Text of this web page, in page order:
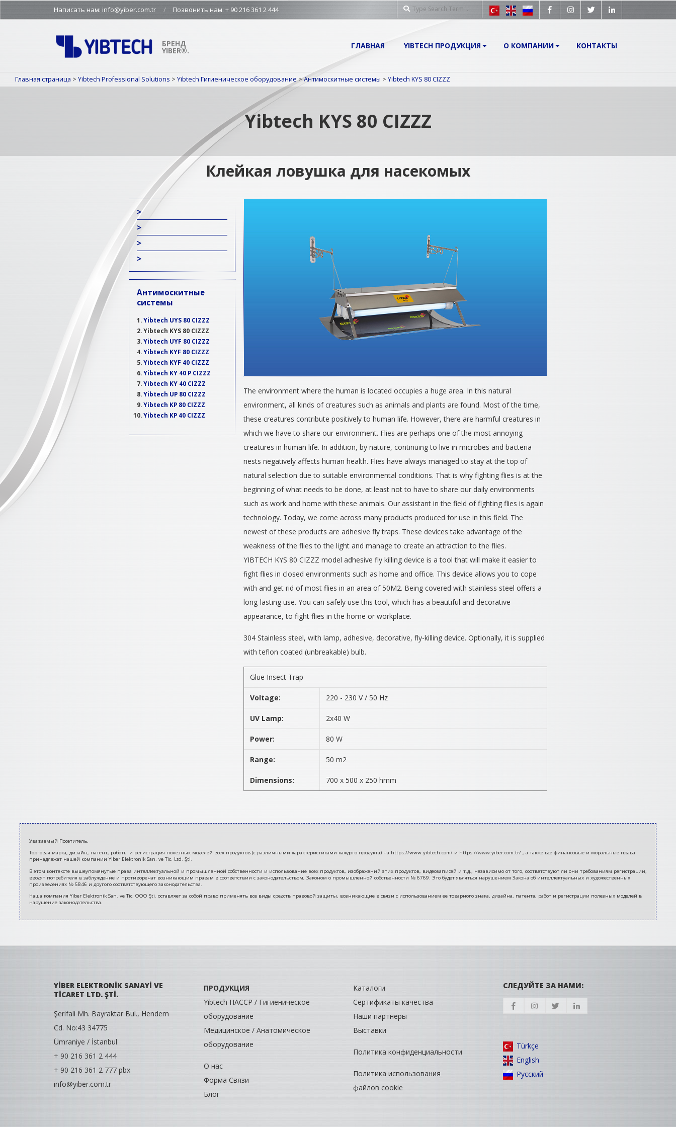
to
Написать нам: info@yiber.com.tr Позвонить нам: + 90 216 361 2 444
Search
БРЕНД
YIBER®.
ГЛАВНАЯ YIBTECH ПРОДУКЦИЯ О КОМПАНИИ КОНТАКТЫ
Главная страница > Yibtech Professional Solutions > Yibtech Гигиеническое оборудование>Антимоскитные системы > Yibtech KYS 80 CIZZZ
Yibtech KYS 80 CIZZZ
Клейкая ловушка для насекомых
>
>
>
>
Антимоскитные
системы
Yibtech UYS 80 CIZZZ
Yibtech KYS 80 CIZZZ
Yibtech UYF 80 CIZZZ
Yibtech KYF 80 CIZZZ
Yibtech KYF 40 CIZZZ
Yibtech KY 40 P CIZZZ
Yibtech KY 40 CIZZZ
Yibtech UP 80 CIZZZ
Yibtech KP 80 CIZZZ
Yibtech KP 40 CIZZZ
The environment where the human is located occupies a huge area. In this natural
environment, all kinds of creatures such as animals and plants are found. Most of the time,
these creatures contribute positively to human life. However, there are harmful creatures in
which we have to share our environment. Flies are perhaps one of the most annoying
creatures in human life. In addition, by nature, continuing to live in microbes and bacteria
nests negatively affects human health. Flies have always managed to stay at the top of
natural selection due to suitable environmental conditions. That is why fighting flies is at the
beginning of what needs to be done, at least not to have to share our daily environments
such as work and home with these animals. Our assistant in the field of fighting flies is again
technology. Today, we come across many products produced for use in this field. The
newest of these products are adhesive fly traps. These devices take advantage of the
weakness of the flies to the light and manage to create an attraction to the flies.
YIBTECH KYS 80 CIZZZ model adhesive fly killing device is a tool that will make it easier to
fight flies in closed environments such as home and office. This device allows you to cope
with and get rid of most flies in an area of 50M2. Being covered with stainless steel offers a
long-lasting use. You can safely use this tool, which has a beautiful and decorative
appearance, to fight flies in the home or workplace.
304 Stainless steel, with lamp, adhesive, decorative, fly-killing device. Optionally, it is supplied
with teflon coated (unbreakable) bulb.
Glue Insect Trap
Voltage: 220 - 230 V / 50 Hz
UV Lamp: 2x40 W
Power: 80 W
Range: 50 m2
Dimensions: 700 x 500 x 250 hmm
28
Уважаемый Посетитель,
Торговая марка, дизайн, патент, работы и регистрация полезных моделей всех продуктов (с различными характеристиками каждого продукта) на https://www.yibtech.com/ и https://www.yiber.com.tr/ , а также все финансовые и моральные права
принадлежат нашей компании Yiber Elektronik San. ve Tic. Ltd. Şti.
В этом контексте вышеупомянутые права интеллектуальной и промышленной собственности и использование всех продуктов, изображений этих продуктов, видеозаписей и т.д., независимо от того, соответствуют ли они требованиям регистрации,
вводят потребителя в заблуждение и противоречат возникающим правам в соответствии с законодательством, Законом о промышленной собственности № 6769. Это будет являться нарушением Закона об интеллектуальных и художественных
произведениях № 5846 и другого соответствующего законодательства.
Наша компания Yiber Elektronik San. ve Tic. ООО Şti. оставляет за собой право применять все виды средств правовой защиты, возникающие в связи с использованием ее товарного знака, дизайна, патента, работ и регистрации полезных моделей в
нарушение законодательства.
YİBER ELEKTRONİK SANAYİ VE
TİCARET LTD. ŞTİ.
Şerifali Mh. Bayraktar Bul., Hendem
Cd. No:43 34775
Ümraniye / İstanbul
+ 90 216 361 2 444
+ 90 216 361 2 777 pbx
info@yiber.com.tr
ПРОДУКЦИЯ
Yibtech HACCP / Гигиеническое
оборудование
Медицинское / Анатомическое
оборудование
О нас
Форма Связи
Блог
Каталоги
Сертификаты качества
Наши партнеры
Выставки
Политика конфиденциальности
Политика использования
файлов cookie
СЛЕДУЙТЕ ЗА НАМИ:
Türkçe
English
Русский